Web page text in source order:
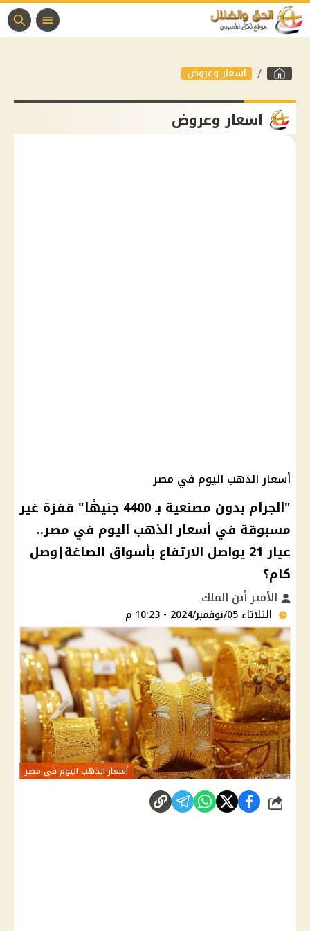
اسعار وعروض
اسعار وعروض
أسعار الذهب اليوم في مصر
"الجرام بدون مصنعية بـ 4400 جنيهًا" قفزة غير
مسبوقة في أسعار الذهب اليوم في مصر..
عيار 21 يواصل الارتفاع بأسواق الصاغة|وصل
كام؟
الأمير أبن الملك
الثلاثاء 05/نوفمبر/2024 - 10:23 م
أسعار الذهب اليوم في مصر
شارك